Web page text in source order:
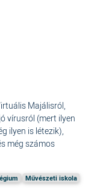
Majálisról,
vírusról (mert ilyen
ilyen is létezik),
még számos
Művészeti iskola